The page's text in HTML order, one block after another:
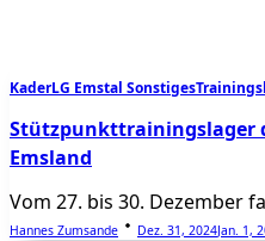
KaderLG Emstal Sonstiges
Stützpunkttrainingslager
Emsland
Vom 27. bis 30. Dezember
Hannes Zumsande Dez. 31, 2024Jan. 1,